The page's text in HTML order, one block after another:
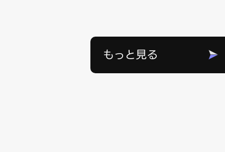
もっと見る